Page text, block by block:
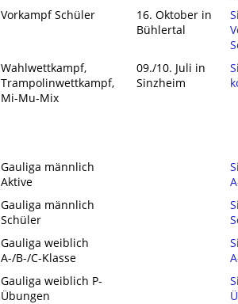
Vorkampf Schüler
16. Oktober in
Bühlertal
Wahlwettkampf,
Trampolinwettkampf,
Mi-Mu-Mix
09./10. Juli in
Sinzheim
Gauliga männlich
Aktive
Gauliga männlich
Schüler
Gauliga weiblich
A-/B-/C-Klasse
Gauliga weiblich P-
Übungen